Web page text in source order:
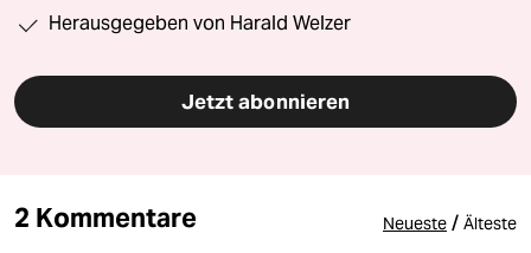
Herausgegeben von Harald Welzer
Jetzt abonnieren
2 Kommentare Neueste / Älteste